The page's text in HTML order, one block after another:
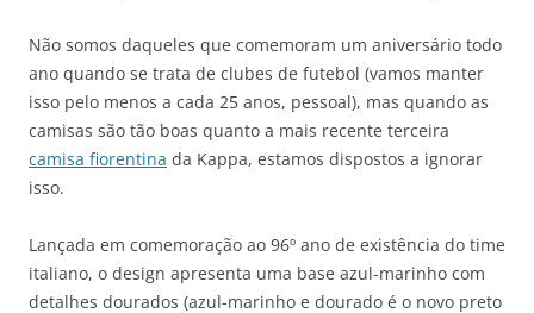
Não somos daqueles que comemoram um aniversário todo
ano quando se trata de clubes de futebol (vamos manter
isso pelo menos a cada 25 anos, pessoal), mas quando as
camisas são tão boas quanto a mais recente terceira
camisa fiorentina da Kappa, estamos dispostos a ignorar
isso.
Lançada em comemoração ao 96º ano de existência do time
italiano, o design apresenta uma base azul-marinho com
detalhes dourados (azul-marinho e dourado é o novo preto